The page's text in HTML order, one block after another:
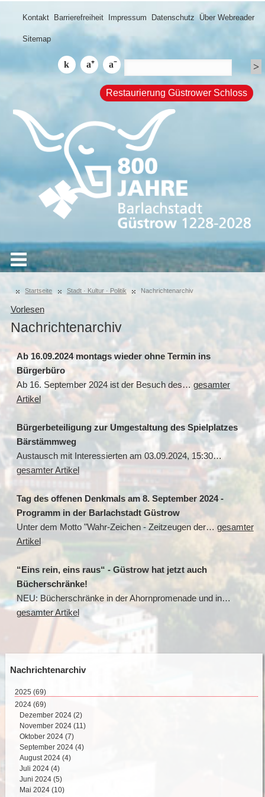
Kontakt Barrierefreiheit Impressum Datenschutz Über Webreader
Sitemap
Restaurierung Güstrower Schloss
Startseite Stadt · Kultur · Politik Nachrichtenarchiv
Vorlesen
Nachrichtenarchiv
Ab 16.09.2024 montags wieder ohne Termin ins
Bürgerbüro
Ab 16. September 2024 ist der Besuch des… gesamter
Artikel
Bürgerbeteiligung zur Umgestaltung des Spielplatzes
Bärstämmweg
Austausch mit Interessierten am 03.09.2024, 15:30…
gesamter Artikel
Tag des offenen Denkmals am 8. September 2024 -
Programm in der Barlachstadt Güstrow
Unter dem Motto "Wahr-Zeichen - Zeitzeugen der… gesamter
Artikel
“Eins rein, eins raus“ - Güstrow hat jetzt auch
Bücherschränke!
NEU: Bücherschränke in der Ahornpromenade und in…
gesamter Artikel
Nachrichtenarchiv
2025 (69)
August 2025 (2)
Juli 2025 (9)
Juni 2025 (8)
Mai 2025 (17)
April 2025 (15)
März 2025 (12)
Februar 2025 (6)
2024 (69)
Dezember 2024 (2)
November 2024 (11)
Oktober 2024 (7)
September 2024 (4)
August 2024 (4)
Juli 2024 (4)
Juni 2024 (5)
Mai 2024 (10)